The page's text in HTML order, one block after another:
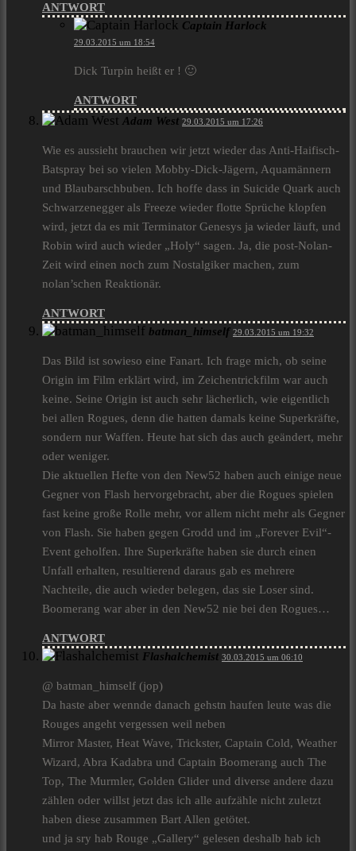
ANTWORT
Captain Harlock
29.03.2015 um 18:54
Dick Turpin heißt er ! 🙂
ANTWORT
Adam West 29.03.2015 um 17:26
Wie es aussieht brauchen wir jetzt wieder das Anti-Haifisch-
Batspray bei so vielen Mobby-Dick-Jägern, Aquamännern
und Blaubarschbuben. Ich hoffe dass in Suicide Quark auch
Schwarzenegger als Freeze wieder flotte Sprüche klopfen
wird, jetzt da es mit Terminator Genesys ja wieder läuft, und
Robin wird auch wieder „Holy“ sagen. Ja, die post-Nolan-
Zeit wird einen noch zum Nostalgiker machen, zum
nolan’schen Reaktionär.
ANTWORT
batman_himself 29.03.2015 um 19:32
Das Bild ist sowieso eine Fanart. Ich frage mich, ob seine
Origin im Film erklärt wird, im Zeichentrickfilm war auch
keine. Seine Origin ist auch sehr lächerlich, wie eigentlich
bei allen Rogues, denn die hatten damals keine Superkräfte,
sondern nur Waffen. Heute hat sich das auch geändert, mehr
oder weniger.
Die aktuellen Hefte von den New52 haben auch einige neue
Gegner von Flash hervorgebracht, aber die Rogues spielen
fast keine große Rolle mehr, vor allem nicht mehr als Gegner
von Flash. Sie haben gegen Grodd und im „Forever Evil“-
Event geholfen. Ihre Superkräfte haben sie durch einen
Unfall erhalten, resultierend daraus gab es mehrere
Nachteile, die auch wieder belegen, das sie Loser sind.
Boomerang war aber in den New52 nie bei den Rogues…
ANTWORT
Flashalchemist 30.03.2015 um 06:10
@ batman_himself (jop)
Da haste aber wennde danach gehstn haufen leute was die
Rouges angeht vergessen weil neben
Mirror Master, Heat Wave, Trickster, Captain Cold, Weather
Wizard, Abra Kadabra und Captain Boomerang auch The
Top, The Murmler, Golden Glider und diverse andere dazu
zählen oder willst jetzt das ich alle aufzähle nicht zuletzt
haben diese zusammen Bart Allen getötet.
und ja sry hab Rouge „Gallery“ gelesen deshalb hab ich